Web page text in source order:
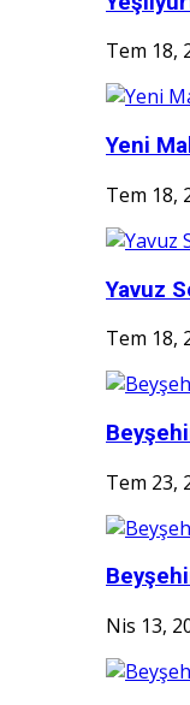
Tem 18,
Yeni
Tem 18,
Yavuz
Tem 18,
Tem 23,
Nis 13,